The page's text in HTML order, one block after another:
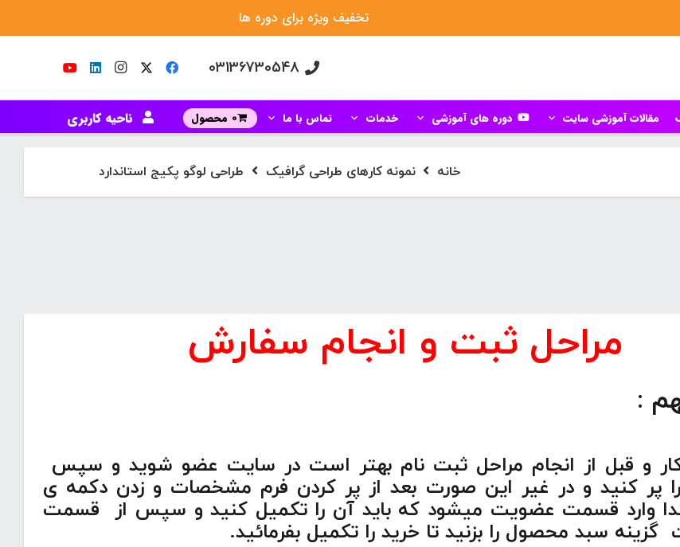
تخفیف ویژه برای دوره ها
03136730548
مقالات آموزشی سایت دوره های آموزشی خدمات تماس با ما 0 محصول ناحیه کاربری
خانه نمونه کارهای طراحی گرافیک طراحی لوگو پکیج استاندارد
مراحل ثبت و انجام سفارش
:
کار و قبل از انجام مراحل ثبت نام بهتر است در سایت عضو شوید و سپس
را پر کنید و در غیر این صورت بعد از پر کردن فرم مشخصات و زدن دکمه ی
وارد قسمت عضویت میشود که باید آن را تکمیل کنید و سپس از قسمت
سبد محصول را بزنید تا خرید را تکمیل بفرمائید.